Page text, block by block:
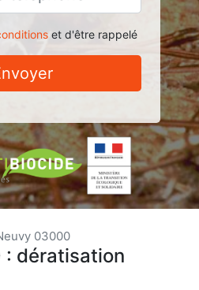
et d'être rappelé
03000
dératisation